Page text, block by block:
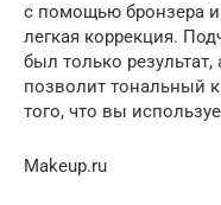
с помощью бронзера и
легкая коррекция.
был только
позволит тональный
того, что вы
Makeup.ru